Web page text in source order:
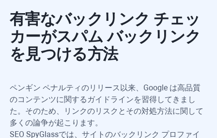
有害なバックリンク チェッ
カーがスパム バックリンク
を見つける方法
ペンギン ペナルティのリリース以来、Google は高品質
のコンテンツに関するガイドラインを習得してきまし
た。そのため、リンクのリスクとその対処方法に関して
多くの論争が起こります。
SEO SpyGlassでは、サイトのバックリンク プロファイ